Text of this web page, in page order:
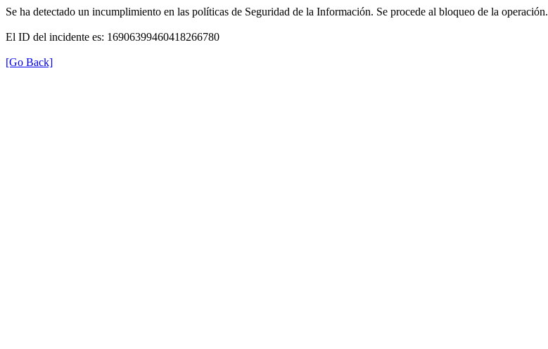
Se ha detectado un incumplimiento en las políticas de Seguridad de la Información. Se procede al bloqueo de la operación.
El ID del incidente es: 16906399460418266780
[Go Back]